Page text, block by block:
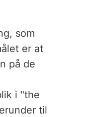
som
er at
på de
i "the
til